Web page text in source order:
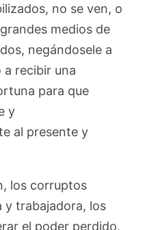
no se ven, o
medios de
negándosele a
a recibir una
para que
y
al presente y
los corruptos
y trabajadora, los
el poder perdido,